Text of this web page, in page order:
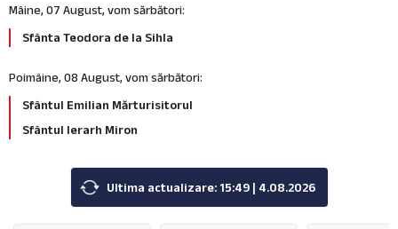
Mâine, 07 August, vom sărbători:
Sfânta Teodora de la Sihla
Poimâine, 08 August, vom sărbători:
Sfântul Emilian Mărturisitorul
Sfântul Ierarh Miron
Ultima actualizare: 15:49 | 4.08.2026